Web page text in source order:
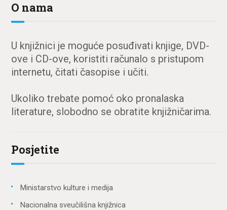
O nama
U knjižnici je moguće posuđivati knjige, DVD-
ove i CD-ove, koristiti računalo s pristupom
internetu, čitati časopise i učiti.
Ukoliko trebate pomoć oko pronalaska
literature, slobodno se obratite knjižničarima.
Posjetite
Ministarstvo kulture i medija
Nacionalna sveučilišna knjižnica